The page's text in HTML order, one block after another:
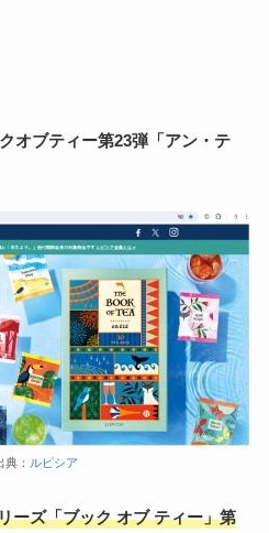
オブティー第23弾「アン・テ
典： ルピシア
ーズ「ブック オブ ティー」第